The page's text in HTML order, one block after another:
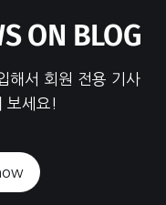
ON BLOG
해서 회원 전용 기사
보세요!